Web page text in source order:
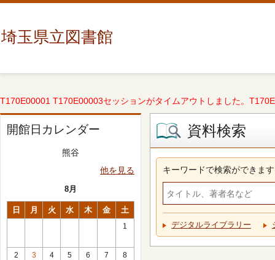
埼玉県立図書館
T170E00001 T170E00003セッションがタイムアウトしました。
開館日カレンダー
熊谷
他を見る
8月
日 月 火 水 木 金 土
1
2
3
4 5 6 7 8
資料検索
キーワードで検索ができます
デジタルライブラリー